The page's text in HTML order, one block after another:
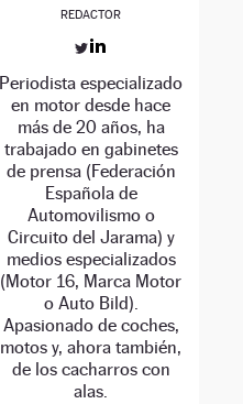
REDACTOR
Periodista especializado
en motor desde hace
más de 20 años, ha
trabajado en gabinetes
de prensa (Federación
Española de
Automovilismo o
Circuito del Jarama) y
medios especializados
(Motor 16, Marca Motor
o Auto Bild).
Apasionado de coches,
motos y, ahora también,
de los cacharros con
alas.